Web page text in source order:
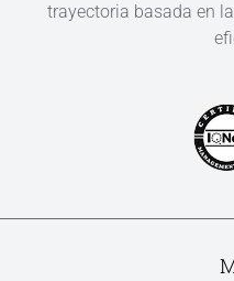
trayectoria basada en